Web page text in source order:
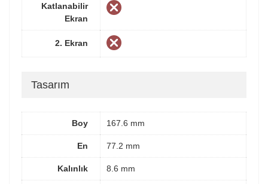
Katlanabilir
Ekran
2. Ekran
Tasarım
Boy 167.6 mm
En 77.2 mm
Kalınlık 8.6 mm